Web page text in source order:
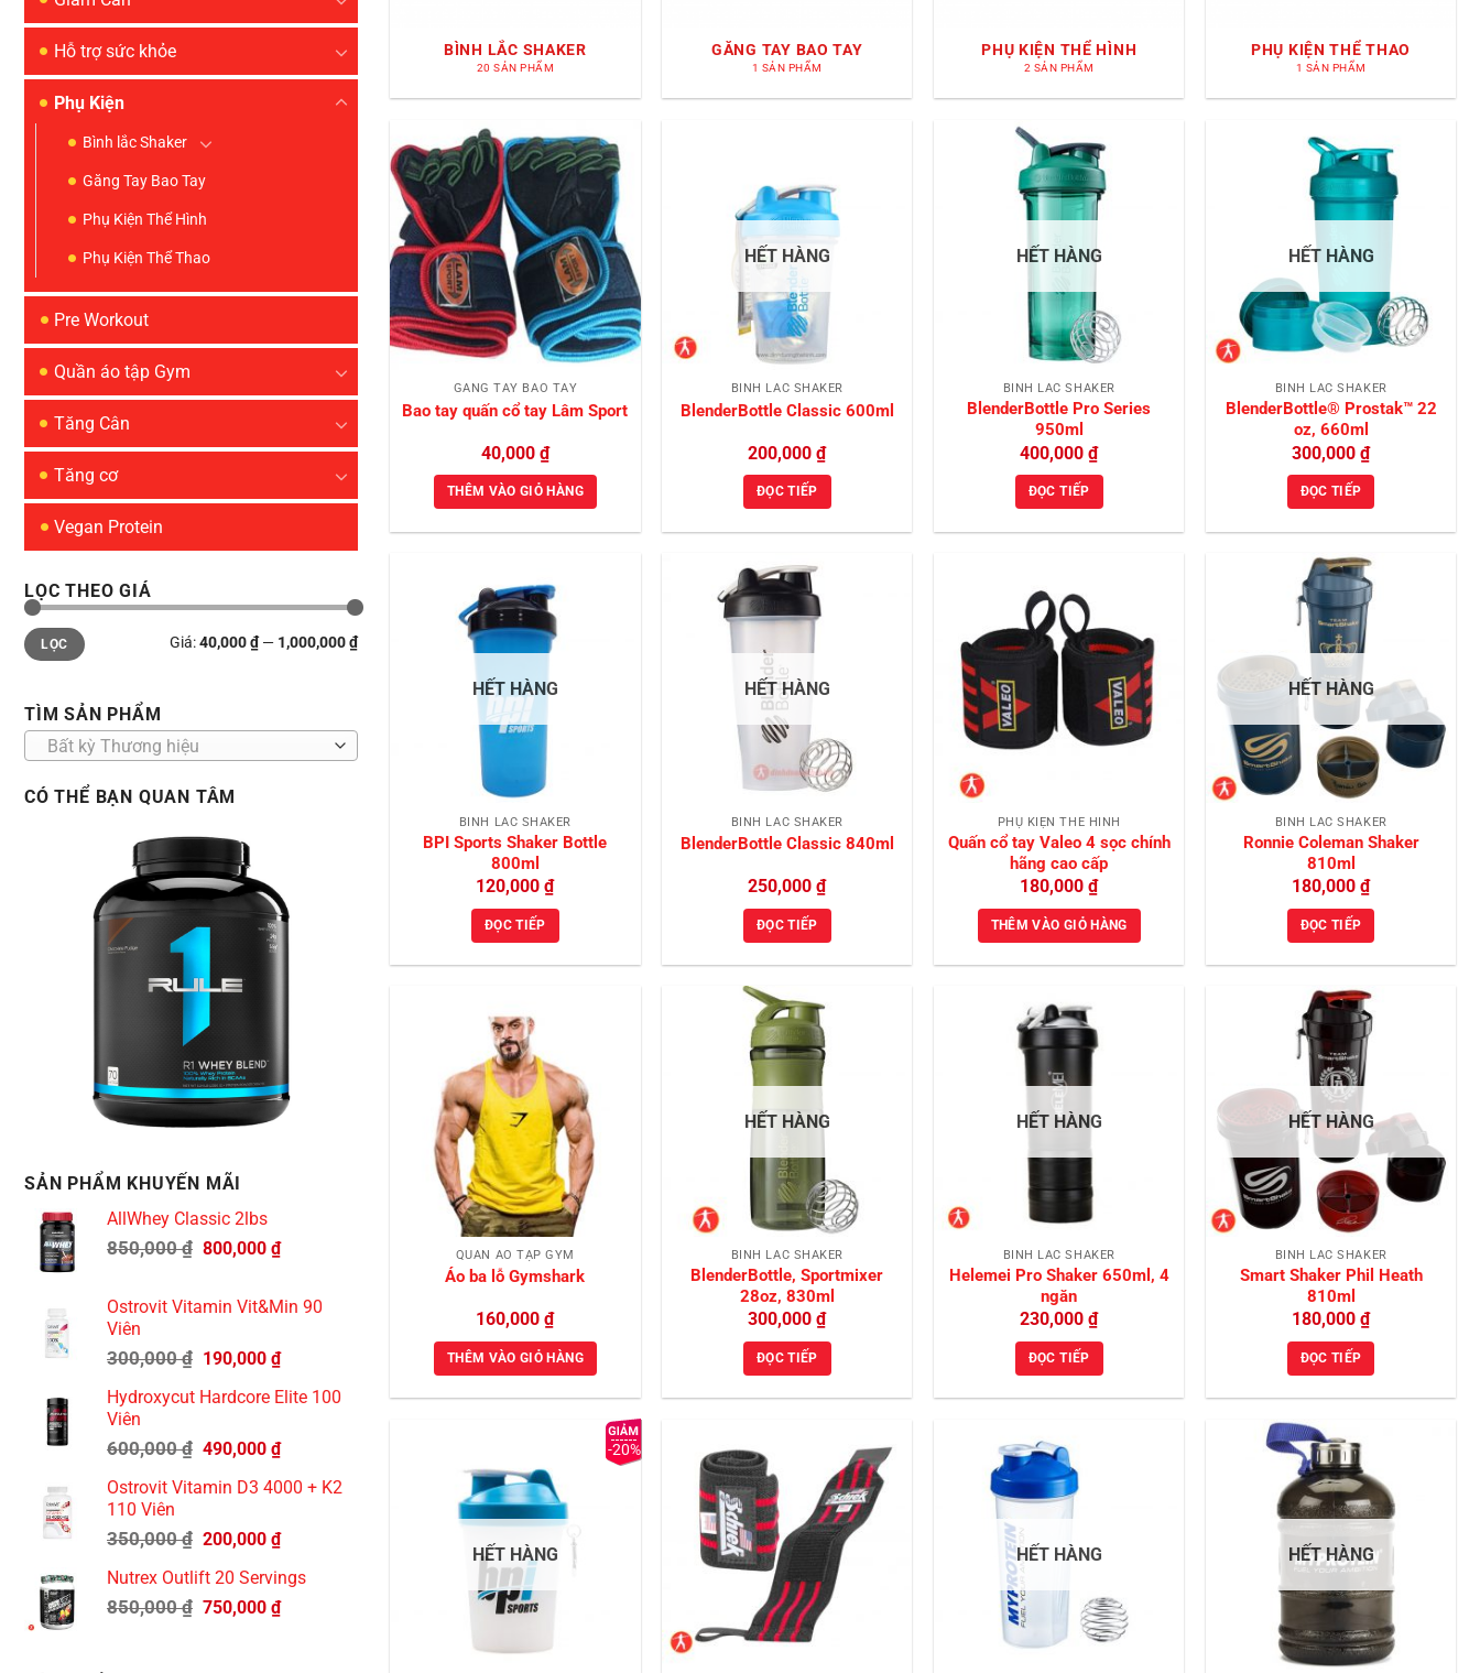
Hỗ trợ sức khỏe
Phụ Kiện
Bình lắc Shaker
Găng Tay Bao Tay
Phụ Kiện Thể Hình
Phụ Kiện Thể Thao
Pre Workout
Quần áo tập Gym
Tăng Cân
Tăng cơ
Vegan Protein
LỌC THEO GIÁ
Giá
thấp
nhất
Giá
cao
nhất
LỌC Giá:40,000 ₫— 1,000,000 ₫
TÌM SẢN PHẨM
Bất kỳ Thương hiệu
CÓ THỂ BẠN QUAN TÂM
SẢN PHẨM KHUYẾN MÃI
AllWhey Classic 2lbs
850,000₫ Giá
850,000 ₫.
800,000₫Giá
là:
Ostrovit Vitamin Vit&Min 90
Viên
300,000₫ Giá
là:
190,000₫Giá
tại
190,000 ₫.
Hydroxycut Hardcore Elite 100
Viên
600,000₫ Giá
là:
490,000₫Giá
tại
490,000 ₫.
Ostrovit Vitamin D3 4000 + K2
110 Viên
350,000₫ Giá
là:
350,000 ₫.
200,000₫Giá
tại
là:
Nutrex Outlift 20 Servings
850,000₫ Giá
750,000₫Giá
BÌNH LẮC SHAKER
20 SẢN PHẨM
GĂNG TAY BAO TAY
1 SẢN PHẨM
PHỤ KIỆN THỂ HÌNH
2 SẢN PHẨM
PHỤ KIỆN THỂ THAO
1 SẢN PHẨM
Add to
Wishlist
GĂNG TAY BAO TAY
Bao tay quấn cổ tay Lâm Sport
40,000 ₫
THÊM VÀO GIỎ HÀNG
HẾT HÀNG
BÌNH LẮC SHAKER
BlenderBottle Classic 600ml
200,000₫
ĐỌC TIẾP
HẾT HÀNG
BÌNH LẮC SHAKER
BlenderBottle Pro Series
950ml
400,000₫
ĐỌC TIẾP
HẾT HÀNG
BÌNH LẮC SHAKER
BlenderBottle® Prostak™ 22
oz, 660ml
300,000₫
ĐỌC TIẾP
HẾT HÀNG
BÌNH LẮC SHAKER
BPI Sports Shaker Bottle
800ml
120,000₫
ĐỌC TIẾP
HẾT HÀNG
BÌNH LẮC SHAKER
BlenderBottle Classic 840ml
250,000₫
ĐỌC TIẾP
Add to
Wishlist
PHỤ KIỆN THỂ HÌNH
Quấn cổ tay Valeo 4 sọc chính
hãng cao cấp
180,000₫
THÊM VÀO GIỎ HÀNG
HẾT HÀNG
BÌNH LẮC SHAKER
Ronnie Coleman Shaker
810ml
180,000₫
ĐỌC TIẾP
Add to
Wishlist
QUẦN ÁO TẬP GYM
Áo ba lỗ Gymshark
160,000₫
THÊM VÀO GIỎ HÀNG
HẾT HÀNG
BÌNH LẮC SHAKER
BlenderBottle, Sportmixer
28oz, 830ml
300,000₫
ĐỌC TIẾP
HẾT HÀNG
BÌNH LẮC SHAKER
Helemei Pro Shaker 650ml, 4
ngăn
230,000₫
ĐỌC TIẾP
HẾT HÀNG
BÌNH LẮC SHAKER
Smart Shaker Phil Heath
810ml
180,000₫
ĐỌC TIẾP
-20%
HẾT HÀNG
Add to
Wishlist
HẾT HÀNG HẾT HÀNG